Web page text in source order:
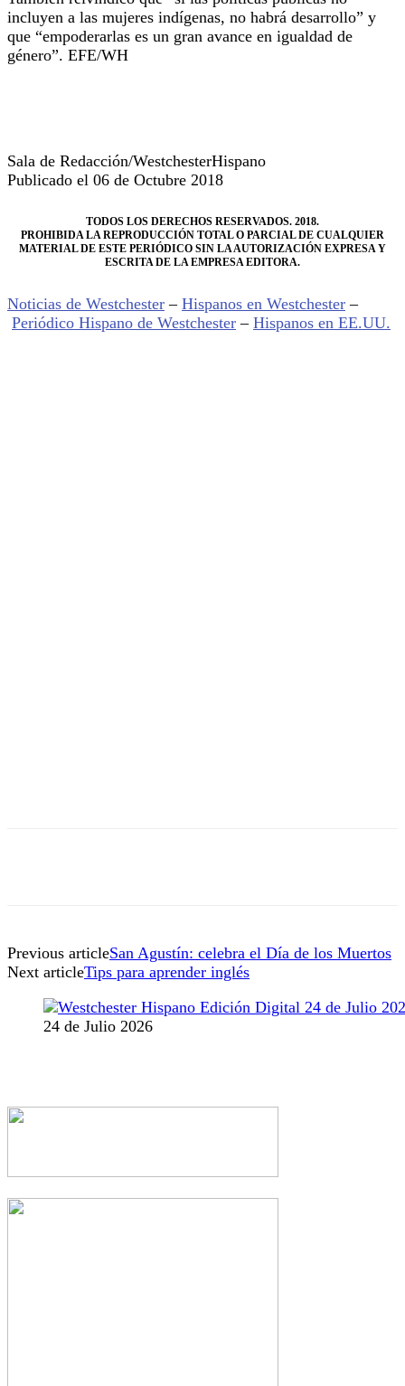
incluyen a las mujeres indígenas, no habrá desarrollo” y
que “empoderarlas es un gran avance en igualdad de
género”. EFE/WH
Sala de Redacción/WestchesterHispano
Publicado el 06 de Octubre 2018
TODOS LOS DERECHOS RESERVADOS. 2018.
PROHIBIDA LA REPRODUCCIÓN TOTAL O PARCIAL DE CUALQUIER
MATERIAL DE ESTE PERIÓDICO SIN LA AUTORIZACIÓN EXPRESA Y
ESCRITA DE LA EMPRESA EDITORA.
Noticias de Westchester – Hispanos en Westchester –
Periódico Hispano de Westchester – Hispanos en EE.UU.
Previous articleSan Agustín: celebra el Día de los Muertos
Next articleTips para aprender inglés
24 de Julio 2026